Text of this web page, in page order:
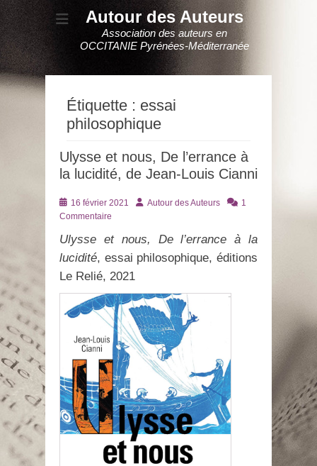
Autour des Auteurs
Association des auteurs en
OCCITANIE Pyrénées-Méditerranée
Étiquette : essai
philosophique
Ulysse et nous, De l’errance à
la lucidité, de Jean-Louis Cianni
Posté
le
16 février 2021 AuteurAutour des Auteurs
1
Commentaire
Ulysse et nous, De l’errance à la
lucidité, essai philosophique, éditions
Le Relié, 2021